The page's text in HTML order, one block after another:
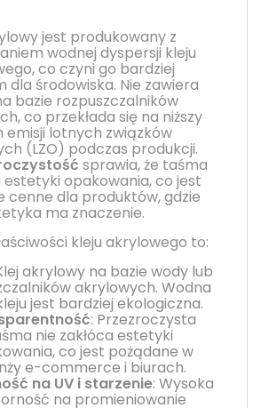
jest produkowany z
wodnej dyspersji kleju
co czyni go bardziej
dla środowiska. Nie zawiera
bazie rozpuszczalników
co przekłada się na niższy
emisji lotnych związków
(LZO) podczas produkcji.
sprawia, że taśma
estetyki opakowania, co jest
cenne dla produktów, gdzie
ma znaczenie.
kleju akrylowego to:
akrylowy na bazie wody lub
akrylowych. Wodna
jest bardziej ekologiczna.
: Przezroczysta
nie zakłóca estetyki
co jest pożądane w
e-commerce i biurach.
na UV i starzenie: Wysoka
na promieniowanie